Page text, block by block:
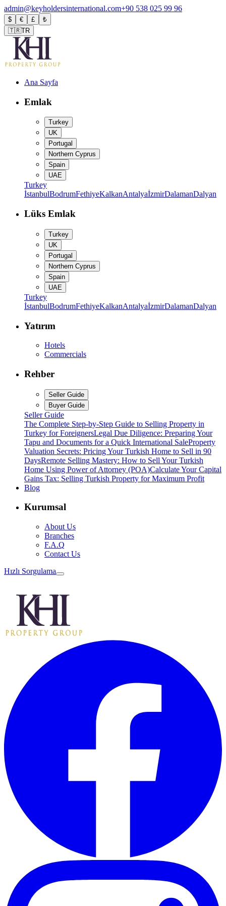
admin@keyholdersinternational.com+90 538 025 99 96
$ € £
₺
🇹🇷TR
Ana Sayfa
Emlak
Turkey
UK
Portugal
Northern Cyprus
Spain
UAE
Turkey
İstanbulBodrumFethiyeKalkanAntalyaİzmirDalamanDalyan
Lüks Emlak
Turkey
UK
Portugal
Northern Cyprus
Spain
UAE
Turkey
İstanbulBodrumFethiyeKalkanAntalyaİzmirDalamanDalyan
Yatırım
Hotels
Commercials
Rehber
Seller Guide
Buyer Guide
Seller Guide
The Complete Step-by-Step Guide to Selling Property in
Turkey for ForeignersLegal Due Diligence: Preparing Your
Tapu and Documents for a Quick International SaleProperty
Valuation Secrets: Pricing Your Turkish Home to Sell in 90
DaysRemote Selling Mastery: How to Sell Your Turkish
Home Using Power of Attorney (POA)Calculate Your Capital
Gains Tax: Selling Turkish Property for Maximum Profit
Blog
Kurumsal
About Us
Branches
F.A.Q
Contact Us
Hızlı Sorgulama